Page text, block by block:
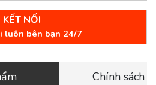
KẾT NỐI
luôn bên bạn 24/7
Chính sách